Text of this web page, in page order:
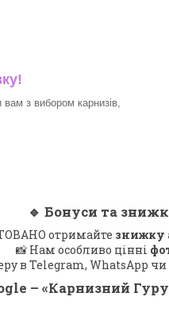
з вибором карнизів,
🔹 Бонуси та
отримайте знижку
📸 Нам особливо цінні
в Telegram, WhatsApp
– «Карнизний Гуру